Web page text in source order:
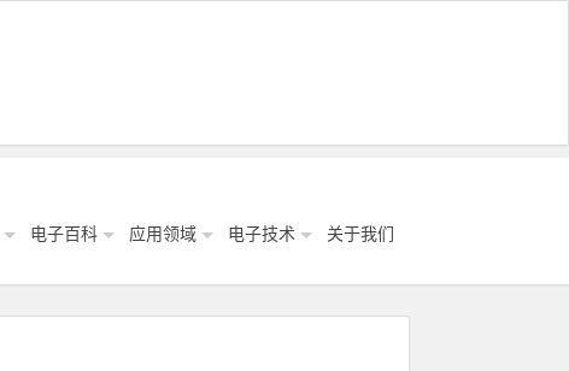
电子百科 应用领域 电子技术 关于我们